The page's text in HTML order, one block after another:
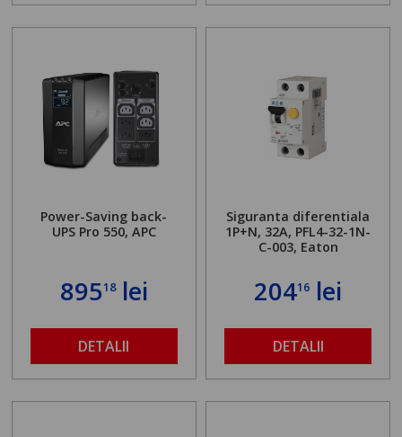
Power-Saving back-
UPS Pro 550, APC
89518lei
DETALII
Siguranta diferentiala
1P+N, 32A, PFL4-32-1N-
C-003, Eaton
20416 lei
DETALII